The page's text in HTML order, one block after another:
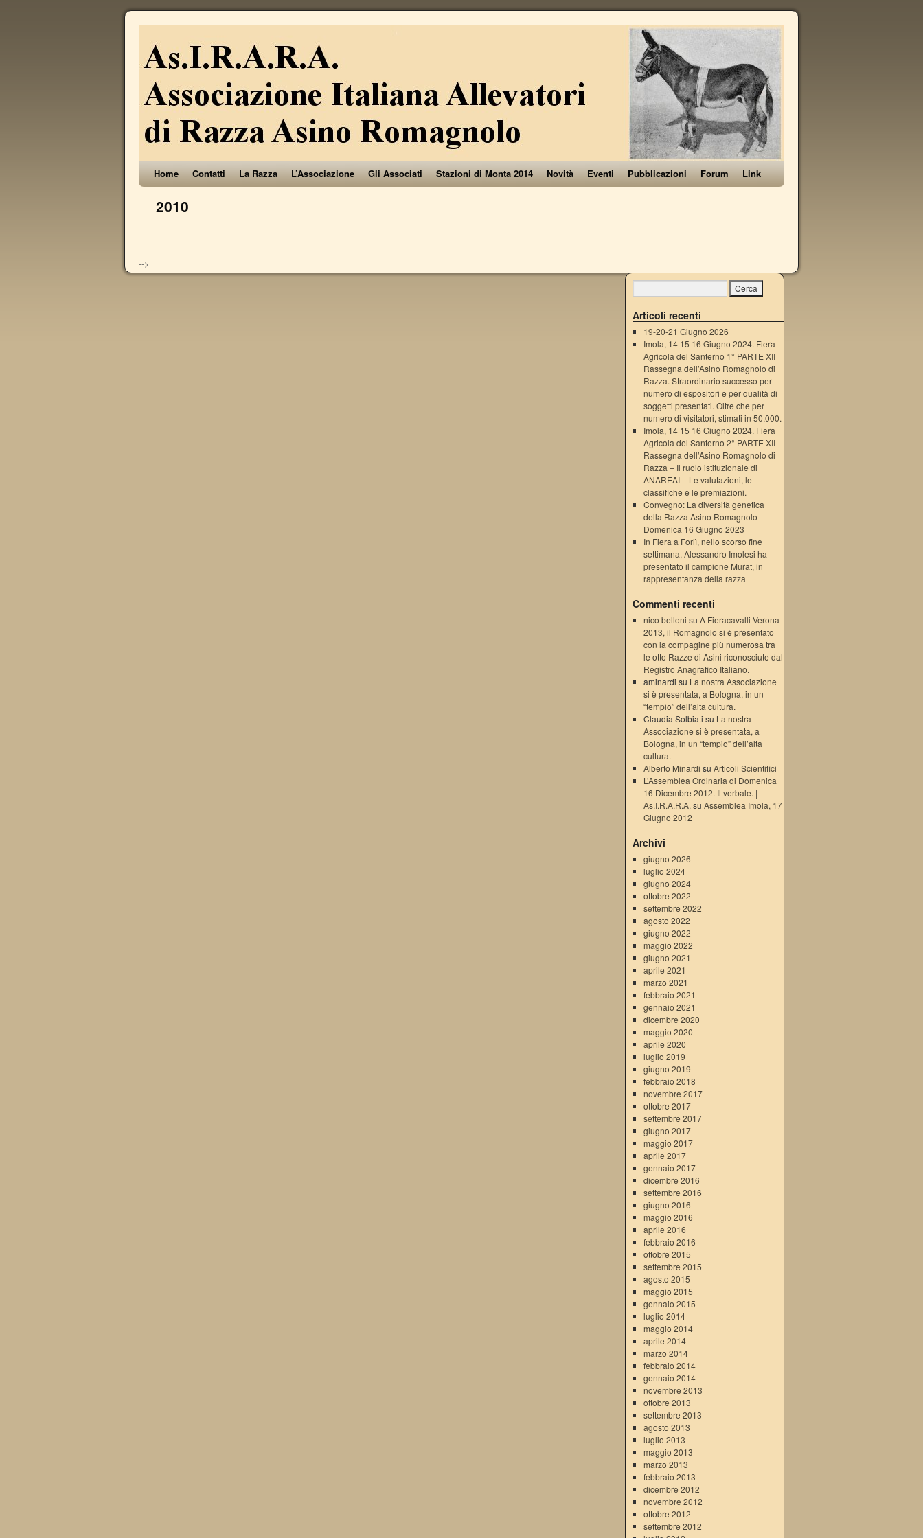
Home Contatti La Razza L’Associazione Gli Associati Stazioni di Monta 2014 Novità Eventi Pubblicazioni Forum Link
2010
-->
Articoli recenti
19-20-21 Giugno 2026
Imola, 14 15 16 Giugno 2024. Fiera
Agricola del Santerno 1° PARTE XII
Rassegna dell’Asino Romagnolo di
Razza. Straordinario successo per
numero di espositori e per qualità di
soggetti presentati. Oltre che per
numero di visitatori, stimati in 50.000.
Imola, 14 15 16 Giugno 2024. Fiera
Agricola del Santerno 2° PARTE XII
Rassegna dell’Asino Romagnolo di
Razza – Il ruolo istituzionale di
ANAREAI – Le valutazioni, le
classifiche e le premiazioni.
Convegno: La diversità genetica
della Razza Asino Romagnolo
Domenica 16 Giugno 2023
In Fiera a Forlì, nello scorso fine
settimana, Alessandro Imolesi ha
presentato il campione Murat, in
rappresentanza della razza
Commenti recenti
nico belloni su A Fieracavalli Verona
2013, il Romagnolo si è presentato
con la compagine più numerosa tra
le otto Razze di Asini riconosciute dal
Registro Anagrafico Italiano.
aminardi su La nostra Associazione
si è presentata, a Bologna, in un
“tempio” dell’alta cultura.
Claudia Solbiati su La nostra
Associazione si è presentata, a
Bologna, in un “tempio” dell’alta
cultura.
Alberto Minardi su Articoli Scientifici
L’Assemblea Ordinaria di Domenica
16 Dicembre 2012. Il verbale. |
As.I.R.A.R.A. su Assemblea Imola, 17
Giugno 2012
Archivi
giugno 2026
luglio 2024
giugno 2024
ottobre 2022
settembre 2022
agosto 2022
giugno 2022
maggio 2022
giugno 2021
aprile 2021
marzo 2021
febbraio 2021
gennaio 2021
dicembre 2020
maggio 2020
aprile 2020
luglio 2019
giugno 2019
febbraio 2018
novembre 2017
ottobre 2017
settembre 2017
giugno 2017
maggio 2017
aprile 2017
gennaio 2017
dicembre 2016
settembre 2016
giugno 2016
maggio 2016
aprile 2016
febbraio 2016
ottobre 2015
settembre 2015
agosto 2015
maggio 2015
gennaio 2015
luglio 2014
maggio 2014
aprile 2014
marzo 2014
febbraio 2014
gennaio 2014
novembre 2013
ottobre 2013
settembre 2013
agosto 2013
luglio 2013
maggio 2013
marzo 2013
febbraio 2013
dicembre 2012
novembre 2012
ottobre 2012
settembre 2012